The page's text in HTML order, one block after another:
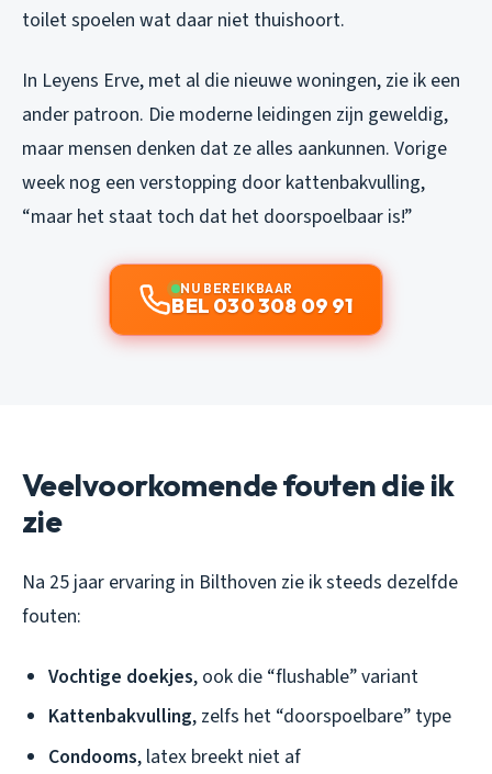
toilet spoelen wat daar niet thuishoort.
In Leyens Erve, met al die nieuwe woningen, zie ik een
ander patroon. Die moderne leidingen zijn geweldig,
maar mensen denken dat ze alles aankunnen. Vorige
week nog een verstopping door kattenbakvulling,
“maar het staat toch dat het doorspoelbaar is!”
NU BEREIKBAAR
BEL 030 308 09 91
Veelvoorkomende fouten die ik
zie
Na 25 jaar ervaring in Bilthoven zie ik steeds dezelfde
fouten:
Vochtige doekjes, ook die “flushable” variant
Kattenbakvulling, zelfs het “doorspoelbare” type
Condooms, latex breekt niet af